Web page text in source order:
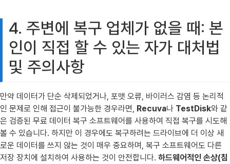
4. 주변에 복구 업체가 없을 때: 본
인이 직접 할 수 있는 자가 대처법
및 주의사항
만약 데이터가 단순 삭제되었거나, 포맷 오류, 바이러스 감염 등 논리적
인 문제로 인해 접근이 불가능한 경우라면, Recuva나 TestDisk와 같
은 검증된 무료 데이터 복구 소프트웨어를 사용하여 직접 복구를 시도해
볼 수 있습니다. 하지만 이 경우에도 복구하려는 드라이브에 더 이상 새
로운 데이터를 쓰지 않는 것이 매우 중요하며, 복구 소프트웨어도 다른
저장 장치에 설치하여 사용하는 것이 안전합니다. 하드웨어적인 손상(침